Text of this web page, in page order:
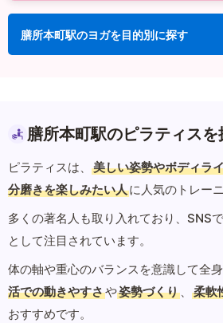
膳所本町駅のヨガを目的別に探す
膳所本町駅のピラティスを
ピラティスは、 美しい姿勢やボディラ
分磨きを楽しみたい人に人気のトレー
多くの著名人も取り入れており、SNS
として注目されています。
体の軸や重心のバランスを意識して全身
活での動きやすさや姿勢づくり 、 柔軟
おすすめです。